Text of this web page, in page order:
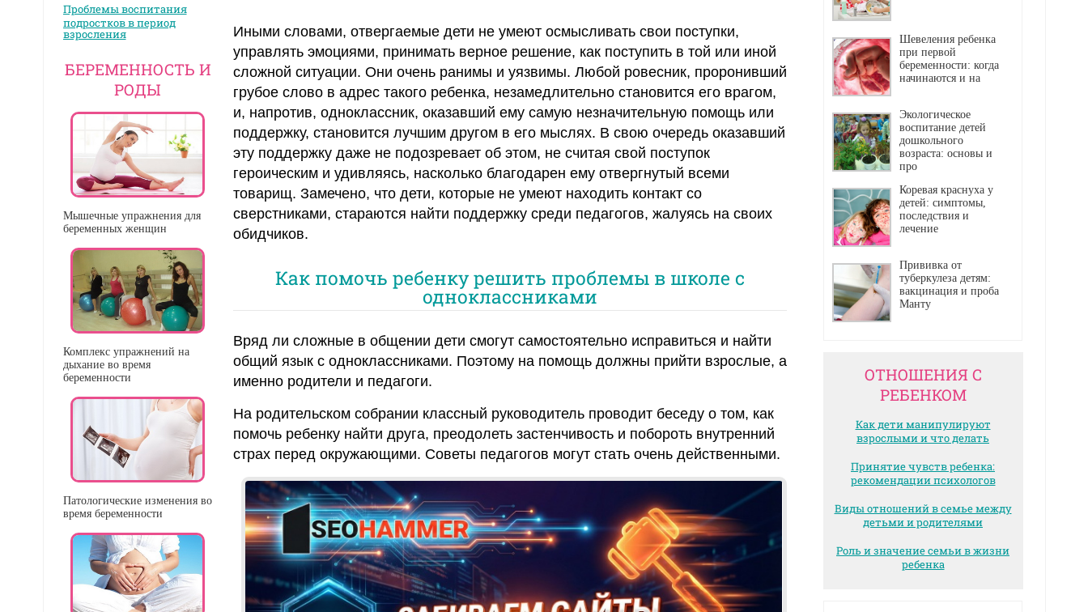
Проблемы воспитания
подростков в период
взросления
БЕРЕМЕННОСТЬ И
РОДЫ
Мышечные упражнения для
беременных женщин
Комплекс упражнений на
дыхание во время
беременности
Патологические изменения во
время беременности
Иными словами, отвергаемые дети не умеют осмысливать свои поступки,
управлять эмоциями, принимать верное решение, как поступить в той или иной
сложной ситуации. Они очень ранимы и уязвимы. Любой ровесник, проронивший
грубое слово в адрес такого ребенка, незамедлительно становится его врагом,
и, напротив, одноклассник, оказавший ему самую незначительную помощь или
поддержку, становится лучшим другом в его мыслях. В свою очередь оказавший
эту поддержку даже не подозревает об этом, не считая свой поступок
героическим и удивляясь, насколько благодарен ему отвергнутый всеми
товарищ. Замечено, что дети, которые не умеют находить контакт со
сверстниками, стараются найти поддержку среди педагогов, жалуясь на своих
обидчиков.
Как помочь ребенку решить проблемы в школе с
одноклассниками
Вряд ли сложные в общении дети смогут самостоятельно исправиться и найти
общий язык с одноклассниками. Поэтому на помощь должны прийти взрослые, а
именно родители и педагоги.
На родительском собрании классный руководитель проводит беседу о том, как
помочь ребенку найти друга, преодолеть застенчивость и побороть внутренний
страх перед окружающими. Советы педагогов могут стать очень действенными.
Шевеления ребенка
при первой
беременности: когда
начинаются и на
Экологическое
воспитание детей
дошкольного
возраста: основы и
про
Коревая краснуха у
детей: симптомы,
последствия и
лечение
Прививка от
туберкулеза детям:
вакцинация и проба
Манту
ОТНОШЕНИЯ С
РЕБЕНКОМ
Как дети манипулируют
взрослыми и что делать
Принятие чувств ребенка:
рекомендации психологов
Виды отношений в семье между
детьми и родителями
Роль и значение семьи в жизни
ребенка